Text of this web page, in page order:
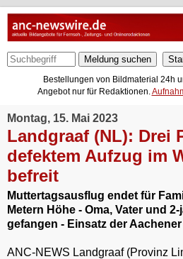
Meldung suchen
Bestellungen von Bildmaterial 24h
Angebot nur für Redaktionen.
Montag, 15. Mai 2023
Landgraaf (NL): Drei
defektem Aufzug im
befreit
Muttertagsausflug endet für
Metern Höhe - Oma, Vater und
gefangen - Einsatz der
ANC-NEWS Landgraaf (Provinz